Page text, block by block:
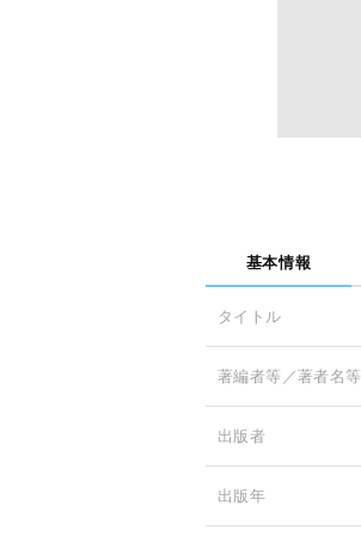
基本情報
タイトル
著編者等／著者名等
出版者
出版年